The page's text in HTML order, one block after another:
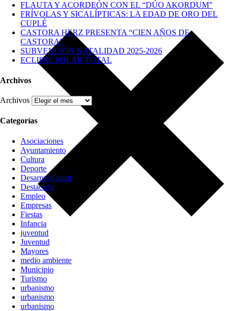
FLAUTA Y ACORDEÓN CON EL “DÚO AKORDUM”
FRÍVOLAS Y SICALÍPTICAS: LA EDAD DE ORO DEL
CUPLÉ
CASTORA HERZ PRESENTA “CIEN AÑOS DE
CASTORA”
SUBVENCIÓN NATALIDAD 2025-2026
ECLIPSE SOLAR TOTAL
Archivos
Archivos
Categorías
Asociaciones
Ayuntamiento
Cultura
Deporte
Desarrollo local
Destacado
Empleo
Empresas
Fiestas
Infancia
juventud
Juventud
Mayores
medio ambiente
Municipio
Turismo
urbanismo
urbanismo
urbanismo